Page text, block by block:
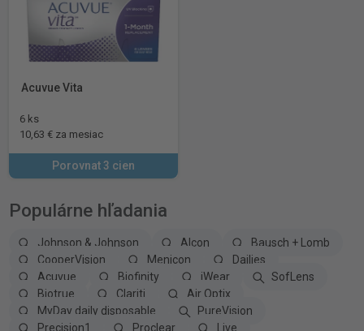
Acuvue Vita
6 ks
10,63 € za mesiac
Porovnat 3 cien
Populárne hľadania
Johnson & Johnson Alcon
Bausch + Lomb
CooperVision
Menicon
Dailies
Acuvue
Biofinity iWear
SofLens
Biotrue
Clariti
Air Optix
MyDay daily disposable
PureVision
Precision1
Proclear
Live